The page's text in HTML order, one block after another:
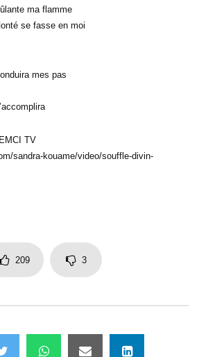
ma flamme
se fasse en moi
mes pas
TV
sandra-kouame/video/souffle-divin-
209 3